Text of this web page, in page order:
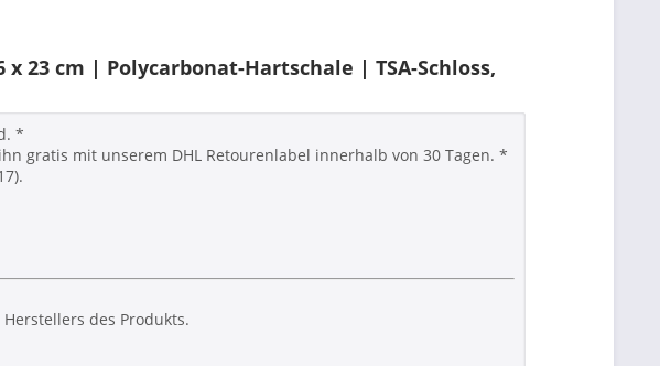
23 cm | Polycarbonat-Hartschale | TSA-Schloss,
*
gratis mit unserem DHL Retourenlabel innerhalb von 30 Tagen. *
des Produkts.